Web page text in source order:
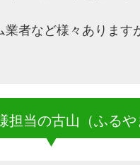
者など様々あります
担当の古山（ふるや